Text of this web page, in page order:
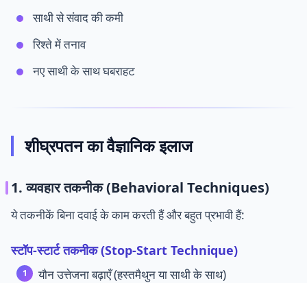
साथी से संवाद की कमी
रिश्ते में तनाव
नए साथी के साथ घबराहट
शीघ्रपतन का वैज्ञानिक इलाज
1. व्यवहार तकनीक (Behavioral Techniques)
ये तकनीकें बिना दवाई के काम करती हैं और बहुत प्रभावी हैं:
स्टॉप-स्टार्ट तकनीक (Stop-Start Technique)
यौन उत्तेजना बढ़ाएँ (हस्तमैथुन या साथी के साथ)